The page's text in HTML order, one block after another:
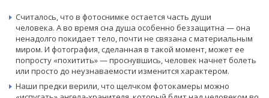
Считалось, что в фотоснимке остается часть души
человека. А во время сна душа особенно беззащитна — она
ненадолго покидает тело, почти не связана с материальным
миром. И фотография, сделанная в такой момент, может ее
попросту «похитить» — проснувшись, человек начнет болеть
или просто до неузнаваемости изменится характером.
Наши предки верили, что щелчком фотокамеры можно